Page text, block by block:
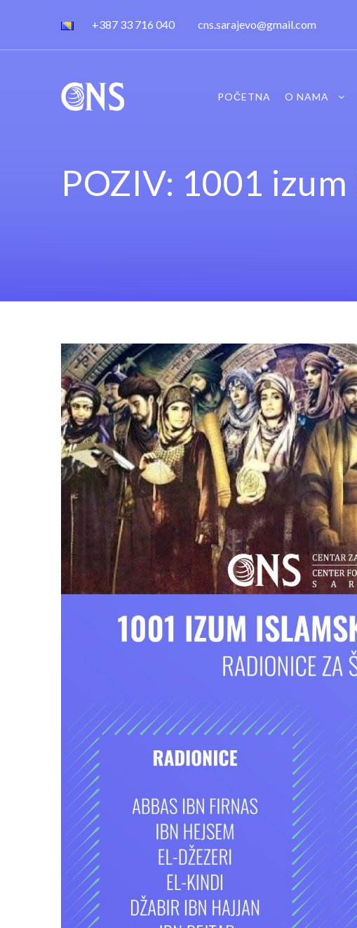
+387 33 716 040 cns.sarajevo@gmail.com
POČETNA O NAMA
POZIV: 1001